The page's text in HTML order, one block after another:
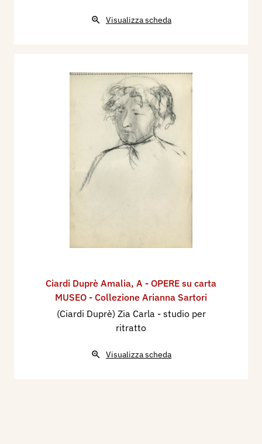
Visualizza scheda
Ciardi Duprè Amalia, A - OPERE su carta
MUSEO - Collezione Arianna Sartori
(Ciardi Duprè) Zia Carla - studio per
ritratto
Visualizza scheda